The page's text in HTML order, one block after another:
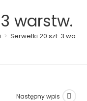
warstw.
> Serwetki 20 szt. 3
Następny wpis